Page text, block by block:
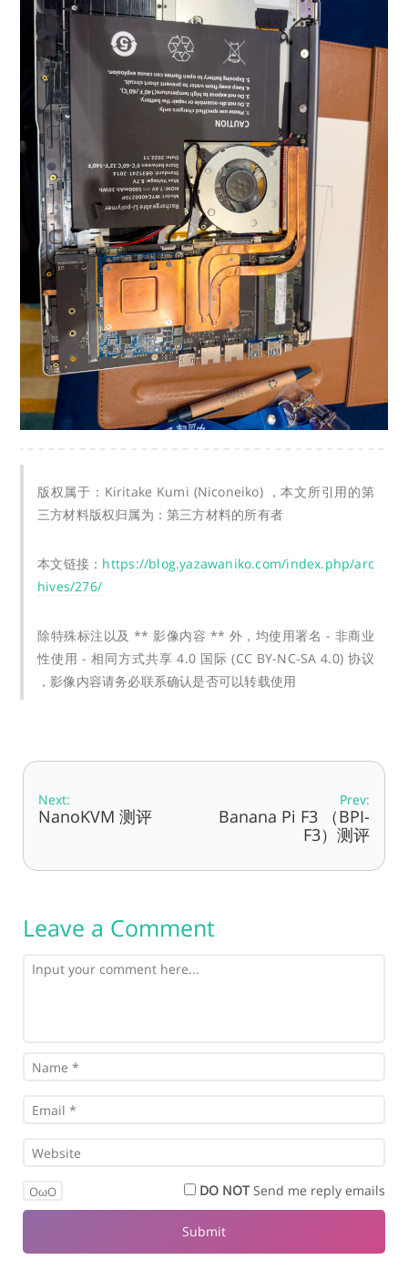
版权属于：Kiritake Kumi (Niconeiko) ，本文所引用的第
三方材料版权归属为：第三方材料的所有者
本文链接： https://blog.yazawaniko.com/index.php/arc
hives/276/
除特殊标注以及 ** 影像内容 ** 外，均使用署名 - 非商业
性使用 - 相同方式共享 4.0 国际 (CC BY-NC-SA 4.0) 协议
，影像内容请务必联系确认是否可以转载使用
Next:
NanoKVM 测评
Prev:
Banana Pi F3 （BPI-
F3）测评
Leave a Comment
OωO DO NOTSend me reply emails